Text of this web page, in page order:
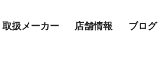
取扱メーカー 店舗情報 ブログ